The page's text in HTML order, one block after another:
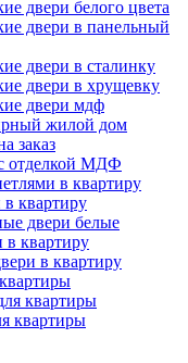
двери белого цвета
двери в панельный
двери в сталинку
двери в хрущевку
двери мдф
жилой дом
заказ
отделкой МДФ
в квартиру
в квартиру
двери белые
в квартиру
в квартиру
квартиры
квартиры